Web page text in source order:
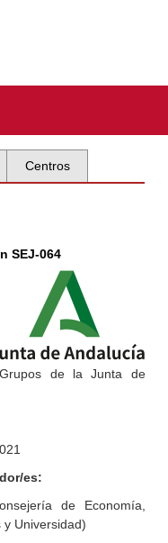
Centros
SEJ-064
de la Junta de
es:
de Economía,
Universidad)